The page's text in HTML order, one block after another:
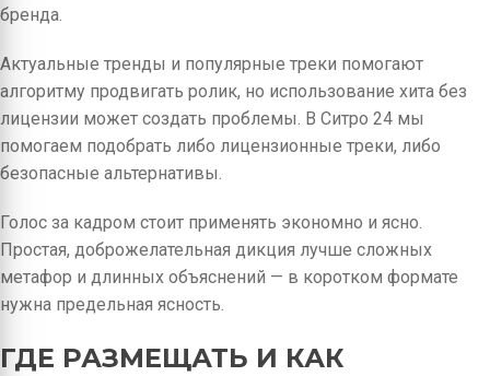
бренда.
Актуальные тренды и популярные треки помогают
алгоритму продвигать ролик, но использование хита без
лицензии может создать проблемы. В Ситро 24 мы
помогаем подобрать либо лицензионные треки, либо
безопасные альтернативы.
Голос за кадром стоит применять экономно и ясно.
Простая, доброжелательная дикция лучше сложных
метафор и длинных объяснений — в коротком формате
нужна предельная ясность.
ГДЕ РАЗМЕЩАТЬ И КАК